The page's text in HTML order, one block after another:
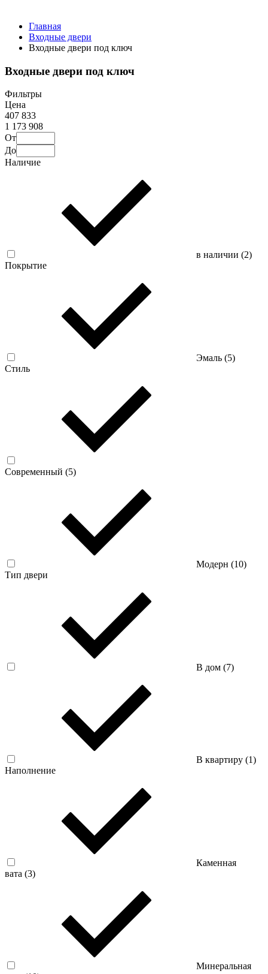
Главная
Входные двери
Входные двери под ключ
Входные двери под ключ
Фильтры
Цена
407 833
1 173 908
От
До
Наличие
в наличии (2)
Покрытие
Эмаль (5)
Стиль
Современный (5)
Модерн (10)
Тип двери
В дом (7)
В квартиру (1)
Наполнение
Каменная
вата (3)
Минеральная